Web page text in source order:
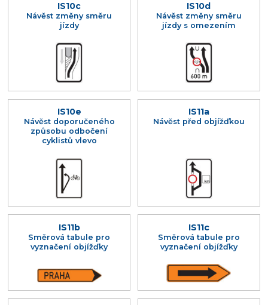
IS10c
Návěst změny směru
jízdy
IS10d
Návěst změny směru
jízdy s omezením
IS10e
Návěst doporučeného
způsobu odbočení
cyklistů vlevo
IS11a
Návěst před objížďkou
IS11b
Směrová tabule pro
vyznačení objížďky
IS11c
Směrová tabule pro
vyznačení objížďky